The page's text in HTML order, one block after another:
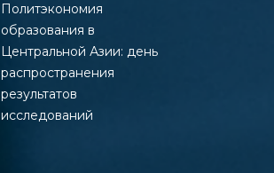
Политэкономия
образования в
Центральной Азии: день
распространения
результатов
исследований